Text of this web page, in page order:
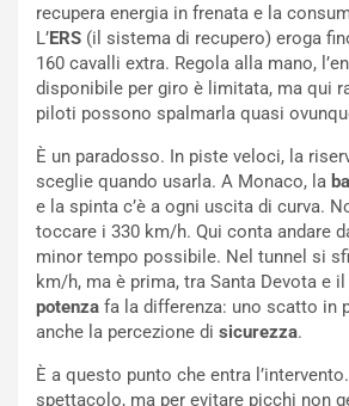
recupera energia in frenata e la
L’ERS (il sistema di recupero) eroga
160 cavalli extra. Regola alla mano,
disponibile per giro è limitata, ma qui
piloti possono spalmarla quasi
È un paradosso. In piste veloci, la
sceglie quando usarla. A Monaco, la
e la spinta c’è a ogni uscita di curva.
toccare i 330 km/h. Qui conta andare
minor tempo possibile. Nel tunnel si
km/h, ma è prima, tra Santa Devota e
potenza fa la differenza: uno scatto in
anche la percezione di sicurezza.
È a questo punto che entra
spettacolo, ma per evitare picchi non
V
g
g
o
p
ù
L
u
n
g
o
m
P
a
e
n
z
a
d
e
G
P
d
e